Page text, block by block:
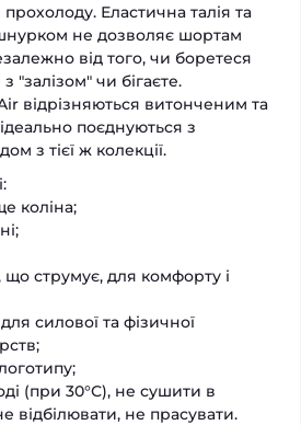
Еластична талія та
не дозволяє шортам
від того, чи боретеся
"залізом" чи бігаєте.
відрізняються витонченим та
поєднуються з
з тієї ж колекції.
коліна;
що струмує, для комфорту і
силової та фізичної
(при 30°С), не сушити в
відбілювати, не прасувати.